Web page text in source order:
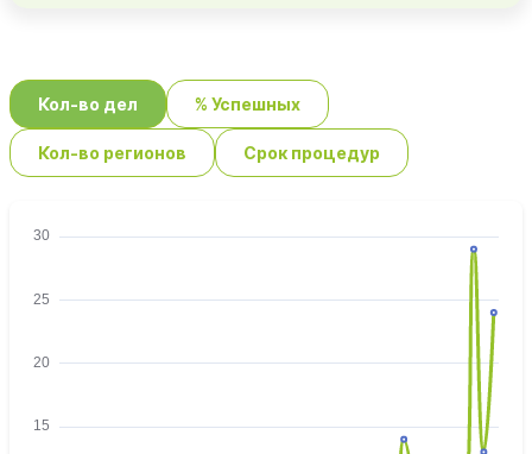
Кол-во дел % Успешных
Кол-во регионов Срок процедур